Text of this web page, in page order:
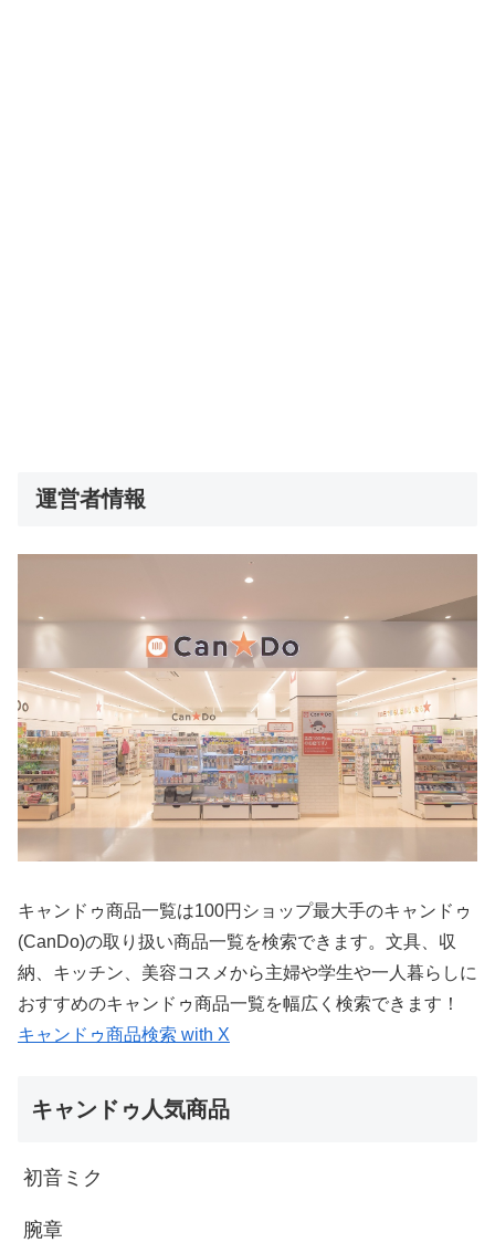
運営者情報
キャンドゥ商品一覧は100円ショップ最大手のキャンドゥ
(CanDo)の取り扱い商品一覧を検索できます。文具、収
納、キッチン、美容コスメから主婦や学生や一人暮らしに
おすすめのキャンドゥ商品一覧を幅広く検索できます！
キャンドゥ商品検索 with X
キャンドゥ人気商品
初音ミク
腕章